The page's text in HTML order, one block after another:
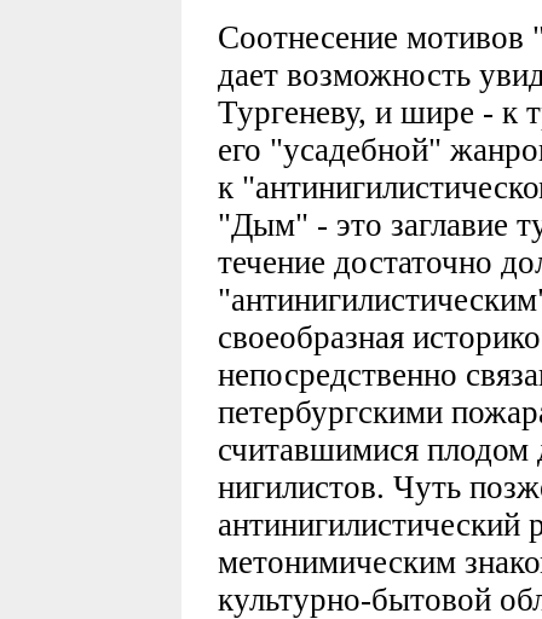
Соотнесение
дает возможность
Тургеневу, и шире - к
его "усадебной"
к
"Дым" - это заглавие
течение достаточно
своеобразная
непосредственно
петербургскими
считавшимися плодом
нигилистов. Чуть
антинигилистический
метонимическим
культурно-бытовой